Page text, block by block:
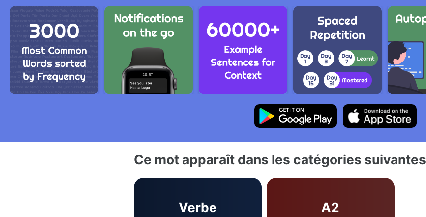
Ce mot apparaît dans les catégories suivantes
Verbe A2